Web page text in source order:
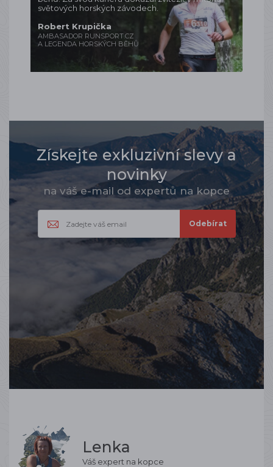
světových horských závodech.
Robert Krupička
AMBASADOR RUNSPORT.CZ
A LEGENDA HORSKÝCH BĚHŮ
Získejte exkluzivní slevy a
novinky
na váš e-mail od expertů na kopce
Lenka
Váš expert na kopce